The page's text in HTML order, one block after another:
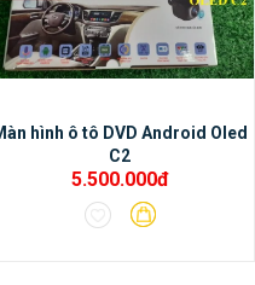
hình ô tô DVD Android Oled
C2
5.500.000đ